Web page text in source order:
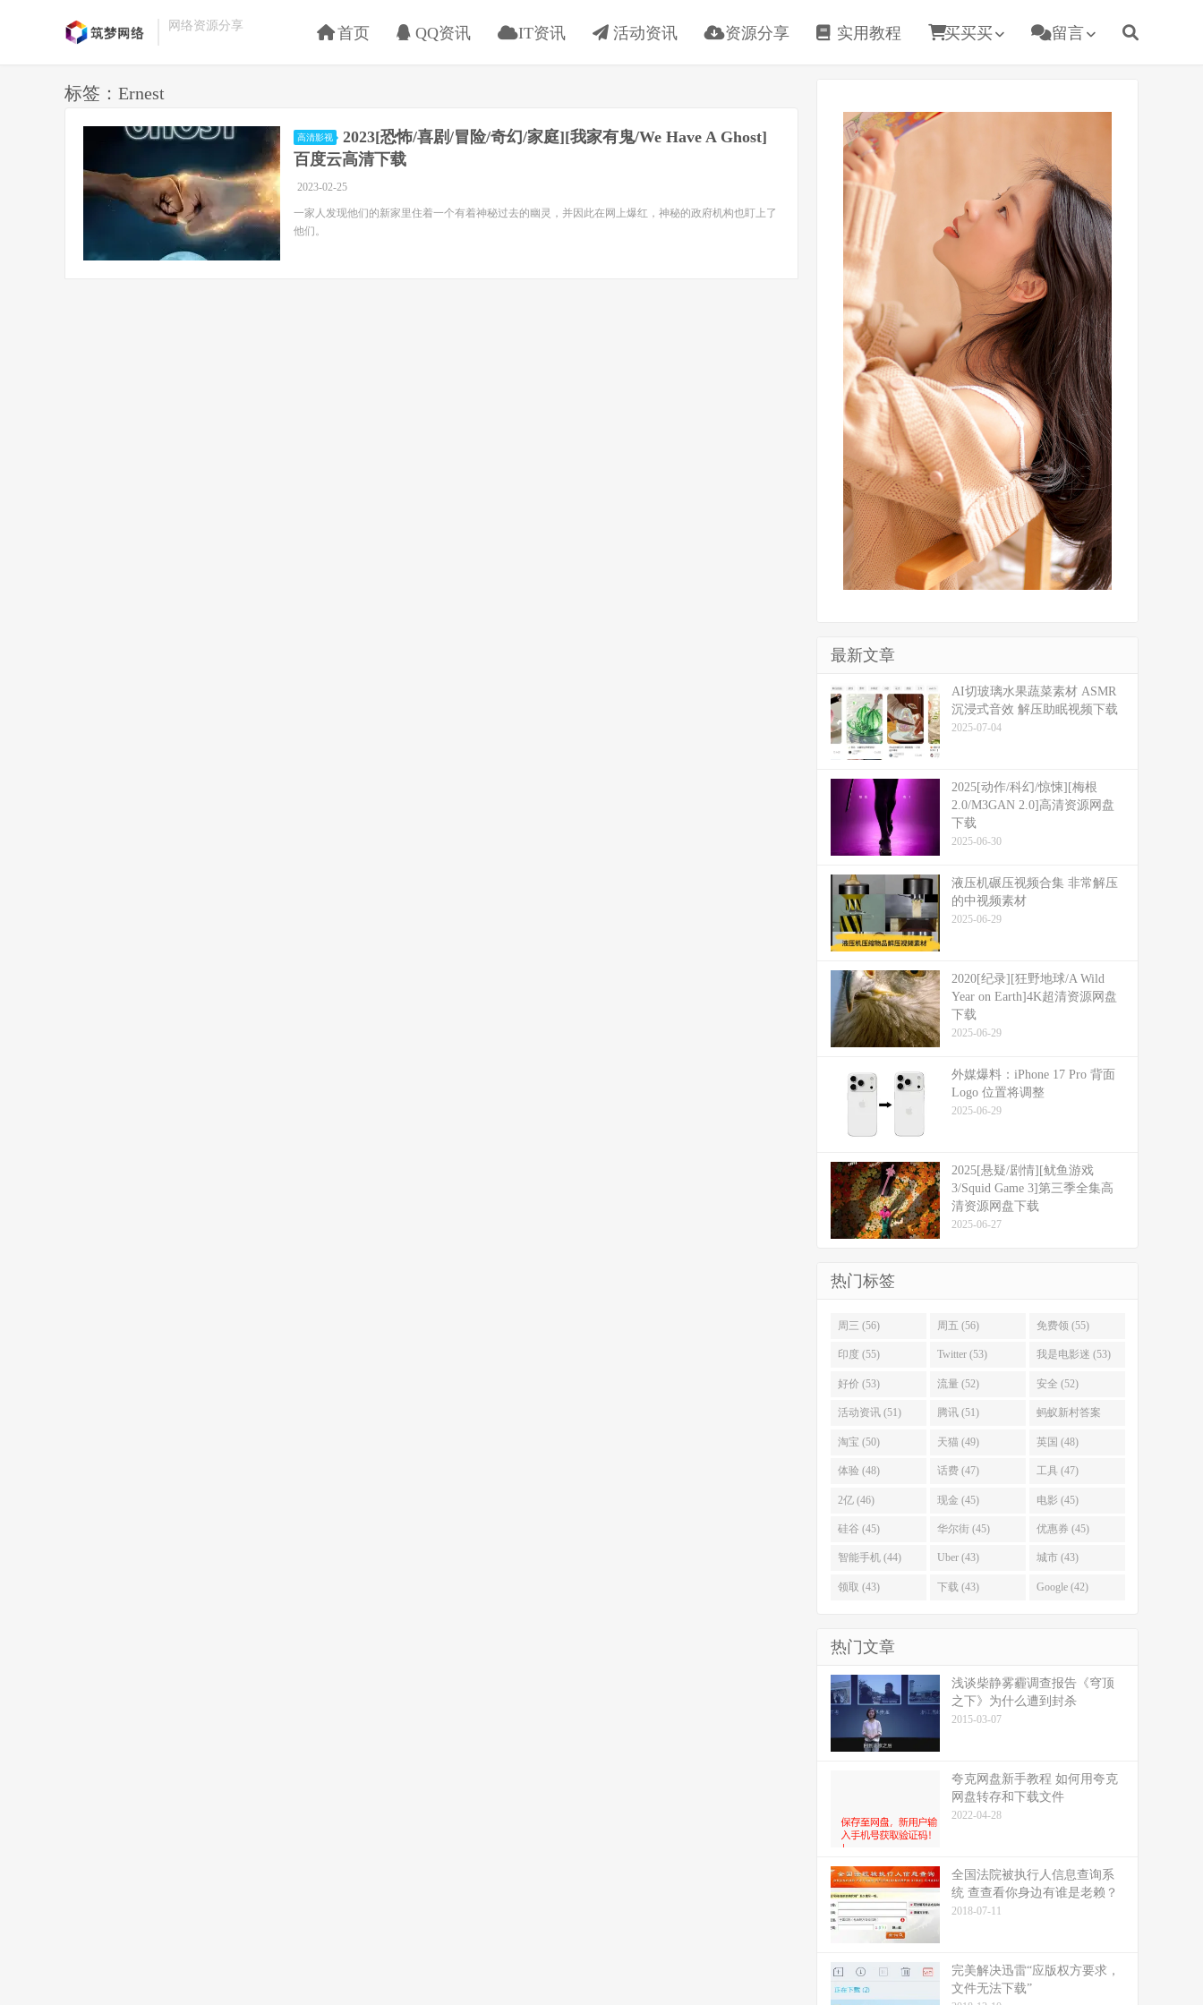
网络资源分享 首页 QQ资讯 IT资讯 活动资讯 资源分享 实用教程 买买买 留言
标签：Ernest
高清影视
2023[恐怖/喜剧/冒险/奇幻/家庭][我家有鬼/We Have A Ghost]
百度云高清下载
2023-02-25
一家人发现他们的新家里住着一个有着神秘过去的幽灵，并因此在网上爆红，神秘的政府机构也盯上了
他们。
最新文章
​​AI切玻璃水果蔬菜素材 ASMR
沉浸式音效 解压助眠视频下载
2025-07-04
2025[动作/科幻/惊悚][梅根
2.0/M3GAN 2.0]高清资源网盘
下载
2025-06-30
液压机碾压视频合集 非常解压
的中视频素材
2025-06-29
2020[纪录][狂野地球/A Wild
Year on Earth]4K超清资源网盘
下载
2025-06-29
外媒爆料：​​iPhone 17 Pro 背面
Logo 位置将调整​​
2025-06-29
2025[悬疑/剧情][鱿鱼游戏
3/Squid Game 3]第三季全集高
清资源网盘下载
2025-06-27
热门标签
周三 (56) 周五 (56) 免费领 (55)
印度 (55) Twitter (53) 我是电影迷 (53)
好价 (53) 流量 (52) 安全 (52)
活动资讯 (51) 腾讯 (51) 蚂蚁新村答案
(51)
淘宝 (50) 天猫 (49) 英国 (48)
体验 (48) 话费 (47) 工具 (47)
2亿 (46) 现金 (45) 电影 (45)
硅谷 (45) 华尔街 (45) 优惠券 (45)
智能手机 (44) Uber (43) 城市 (43)
领取 (43) 下载 (43) Google (42)
热门文章
浅谈柴静雾霾调查报告《穹顶
之下》为什么遭到封杀
2015-03-07
夸克网盘新手教程 如何用夸克
网盘转存和下载文件
2022-04-28
全国法院被执行人信息查询系
统 查查看你身边有谁是老赖？
2018-07-11
完美解决迅雷“应版权方要求，
文件无法下载”